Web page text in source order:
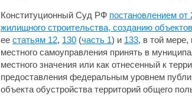
Конституционный Суд РФ постановлением
жилищного строительства, созданию
ее статьям 12, 130 (часть 1) и 133, в той мере,
местного самоуправления принять в
местного значения или как отнесенный к
предоставления федеральным уровнем
объекта обустройства территорий общего